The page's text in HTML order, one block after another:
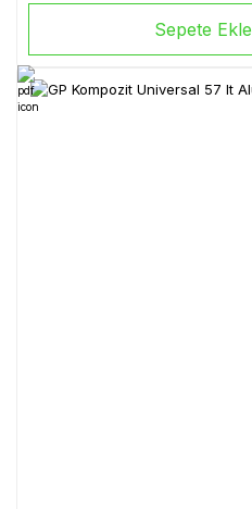
Sepete Ekle